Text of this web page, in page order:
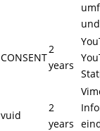
CONSENT
2
years
vuid
2
years